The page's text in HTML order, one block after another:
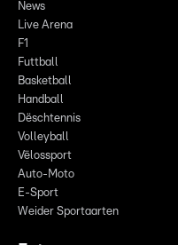
News
Live Arena
F1
Futtball
Basketball
Handball
Dëschtennis
Volleyball
Vëlossport
Auto-Moto
E-Sport
Weider Sportaarten